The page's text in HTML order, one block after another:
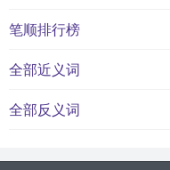
笔顺排行榜
全部近义词
全部反义词